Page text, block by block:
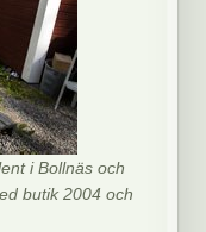
i Bollnäs och
butik 2004 och